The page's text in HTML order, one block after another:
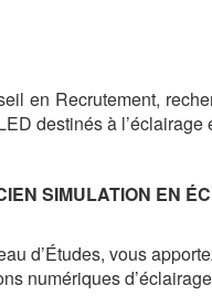
en Recrutement,
destinés à l’éclairage
SIMULATION EN
d’Études, vous
numériques